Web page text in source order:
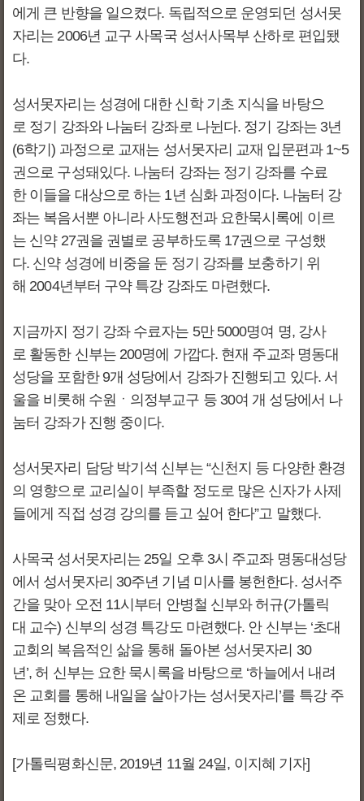
에게 큰 반향을 일으켰다. 독립적으로 운영되던 성서못
자리는 2006년 교구 사목국 성서사목부 산하로 편입됐
다.
성서못자리는 성경에 대한 신학 기초 지식을 바탕으
로 정기 강좌와 나눔터 강좌로 나뉜다. 정기 강좌는 3년
(6학기) 과정으로 교재는 성서못자리 교재 입문편과 1~5
권으로 구성돼있다. 나눔터 강좌는 정기 강좌를 수료
한 이들을 대상으로 하는 1년 심화 과정이다. 나눔터 강
좌는 복음서뿐 아니라 사도행전과 요한묵시록에 이르
는 신약 27권을 권별로 공부하도록 17권으로 구성했
다. 신약 성경에 비중을 둔 정기 강좌를 보충하기 위
해 2004년부터 구약 특강 강좌도 마련했다.
지금까지 정기 강좌 수료자는 5만 5000명여 명, 강사
로 활동한 신부는 200명에 가깝다. 현재 주교좌 명동대
성당을 포함한 9개 성당에서 강좌가 진행되고 있다. 서
울을 비롯해 수원ㆍ의정부교구 등 30여 개 성당에서 나
눔터 강좌가 진행 중이다.
성서못자리 담당 박기석 신부는 “신천지 등 다양한 환경
의 영향으로 교리실이 부족할 정도로 많은 신자가 사제
들에게 직접 성경 강의를 듣고 싶어 한다”고 말했다.
사목국 성서못자리는 25일 오후 3시 주교좌 명동대성당
에서 성서못자리 30주년 기념 미사를 봉헌한다. 성서주
간을 맞아 오전 11시부터 안병철 신부와 허규(가톨릭
대 교수) 신부의 성경 특강도 마련했다. 안 신부는 ‘초대
교회의 복음적인 삶을 통해 돌아본 성서못자리 30
년’, 허 신부는 요한 묵시록을 바탕으로 ‘하늘에서 내려
온 교회를 통해 내일을 살아가는 성서못자리’를 특강 주
제로 정했다.
[가톨릭평화신문, 2019년 11월 24일, 이지혜 기자]